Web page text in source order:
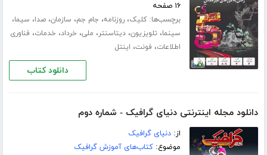
۱۶ صفحه
برچسب‌ها:کلیک،روزنامه، جام جم، سازمان،صدا، سیما،
سینما، تلویزیون،دیتاسنتر، ملی، خرداد، خدمات، فناوری
اطلاعات، فونت، اینتل
دانلود کتاب
دانلود مجله اینترنتی دنیای گرافیک - شماره دوم
از:دنیای گرافیک
موضوع:کتاب‌های آموزش گرافیک